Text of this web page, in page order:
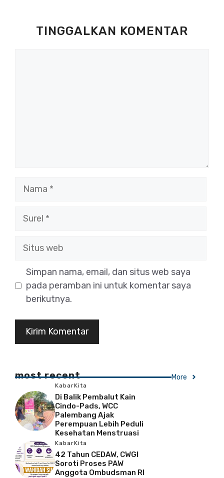
TINGGALKAN KOMENTAR
Nama
Surel
Situs
Simpan nama, email, dan situs web saya
pada peramban ini untuk komentar saya
berikutnya.
most recent More
KabarKita
Di Balik Pembalut Kain
Cindo-Pads, WCC
Palembang Ajak
Perempuan Lebih Peduli
Kesehatan Menstruasi
KabarKita
42 Tahun CEDAW, CWGI
Soroti Proses PAW
Anggota Ombudsman RI